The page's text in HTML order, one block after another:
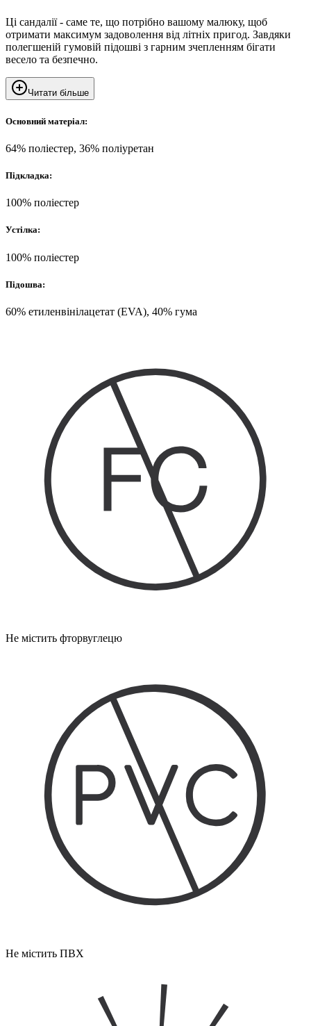
Ці сандалії - саме те, що потрібно вашому малюку, щоб
отримати максимум задоволення від літніх пригод. Завдяки
полегшеній гумовій підошві з гарним зчепленням бігати
весело та безпечно.
Читати більше
Основний матеріал:
64% поліестер, 36% поліуретан
Підкладка:
100% поліестер
Устілка:
100% поліестер
Підошва:
60% етиленвінілацетат (EVA), 40% гума
Не містить фторвуглецю
Не містить ПВХ